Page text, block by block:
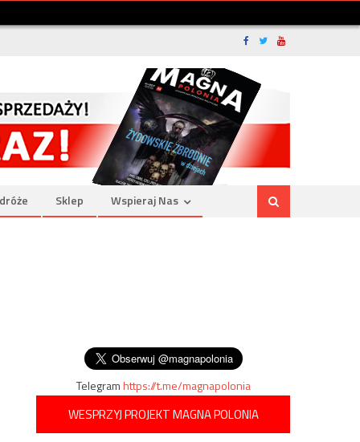
Sklep Wspieraj Nas
Telegramhttps://t.me/magnapolonia
WESPRZYJ PROJEKT MAGNA POLONIA